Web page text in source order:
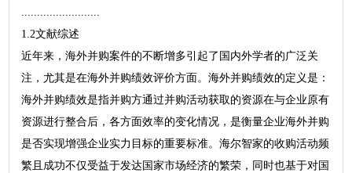
.........................
1.2文献综述
近年来，海外并购案件的不断增多引起了国内外学者的广泛关
注，尤其是在海外并购绩效评价方面。海外并购绩效的定义是：
海外并购绩效是指并购方通过并购活动获取的资源在与企业原有
资源进行整合后，各方面效率的变化情况，是衡量企业海外并购
是否实现增强企业实力目标的重要标准。海尔智家的收购活动频
繁且成功不仅受益于发达国家市场经济的繁荣，同时也基于对国